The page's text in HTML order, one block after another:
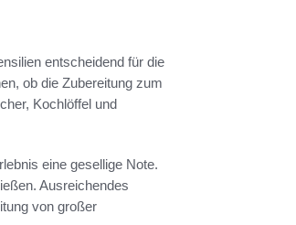
entscheidend für die
ob die Zubereitung zum
Kochlöffel und
eine gesellige Note.
Ausreichendes
von großer